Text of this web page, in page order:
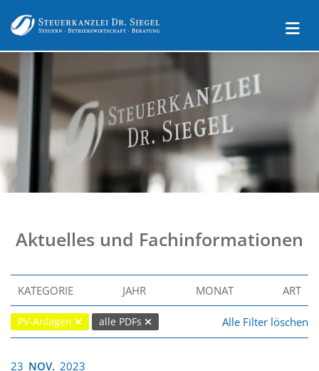
Aktuelles und Fachinformationen
KATEGORIE JAHR MONAT ART
PV-Anlagen alle PDFs Alle Filter löschen
23 NOV. 2023